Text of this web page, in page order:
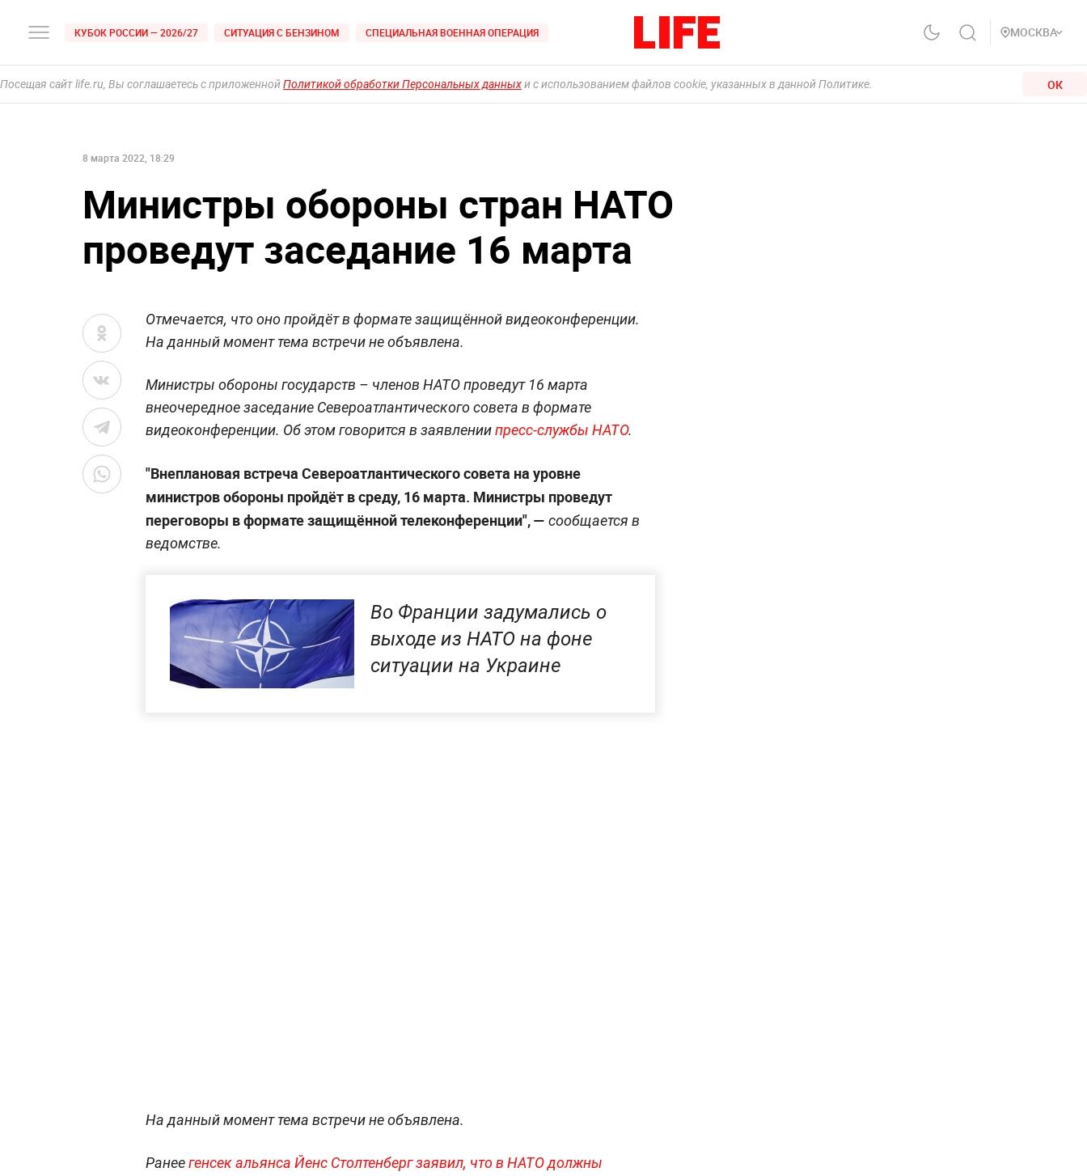
КУБОК РОССИИ — 2026/27 СИТУАЦИЯ С БЕНЗИНОМ СПЕЦИАЛЬНАЯ ВОЕННАЯ ОПЕРАЦИЯ МОСКВА
Посещая сайт life.ru, Вы соглашаетесь с приложеннойПолитикой обработки Персональных данныхи с использованием файлов cookie, указанных в данной Политике. ОК
8 марта 2022, 18:29
Министры обороны стран НАТО
проведут заседание 16 марта
Отмечается, что оно пройдёт в формате защищённой видеоконференции.
На данный момент тема встречи не объявлена.
Министры обороны государств – членов НАТО проведут 16 марта
внеочередное заседание Североатлантического совета в формате
видеоконференции. Об этом говорится в заявлениипресс-службы НАТО.
"Внеплановая встреча Североатлантического совета на уровне
министров обороны пройдёт в среду, 16 марта. Министры проведут
переговоры в формате защищённой телеконференции", — сообщается в
ведомстве.
Во Франции задумались о
выходе из НАТО на фоне
ситуации на Украине
На данный момент тема встречи не объявлена.
Ранеегенсек альянса Йенс Столтенберг заявил, что в НАТО должны